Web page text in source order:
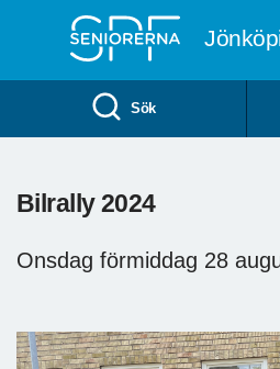
Sök
Bilrally 2024
Onsdag förmiddag 28